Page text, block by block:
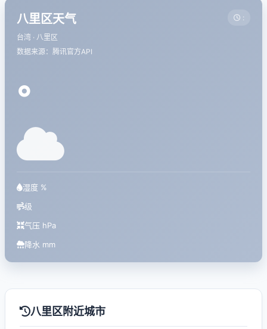
八里区天气
台湾 · 八里区
数据来源：腾讯官方API
:
°
湿度 %
级
气压 hPa
降水 mm
八里区附近城市